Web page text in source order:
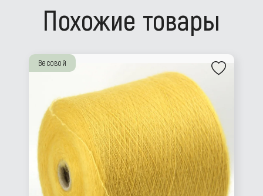
Похожие товары
Весовой